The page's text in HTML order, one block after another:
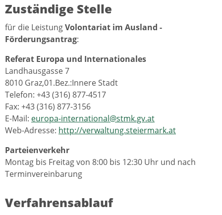
Zuständige Stelle
für die LeistungVolontariat im Ausland -
Förderungsantrag:
Referat Europa und Internationales
Landhausgasse 7
8010 Graz,01.Bez.:Innere Stadt
Telefon: +43 (316) 877-4517
Fax: +43 (316) 877-3156
E-Mail: europa-international@stmk.gv.at
Web-Adresse: http://verwaltung.steiermark.at
Parteienverkehr
Montag bis Freitag von 8:00 bis 12:30 Uhr und nach
Terminvereinbarung
Verfahrensablauf